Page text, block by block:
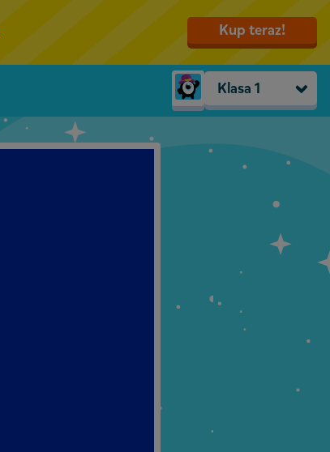
Kup teraz!
Klasa 1
Przedszkole
Zerówka
Klasa 2
Klasa 3